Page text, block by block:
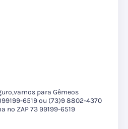
para Gêmeos
6519 ou (73)9 8802-4370
no ZAP 73 99199-6519